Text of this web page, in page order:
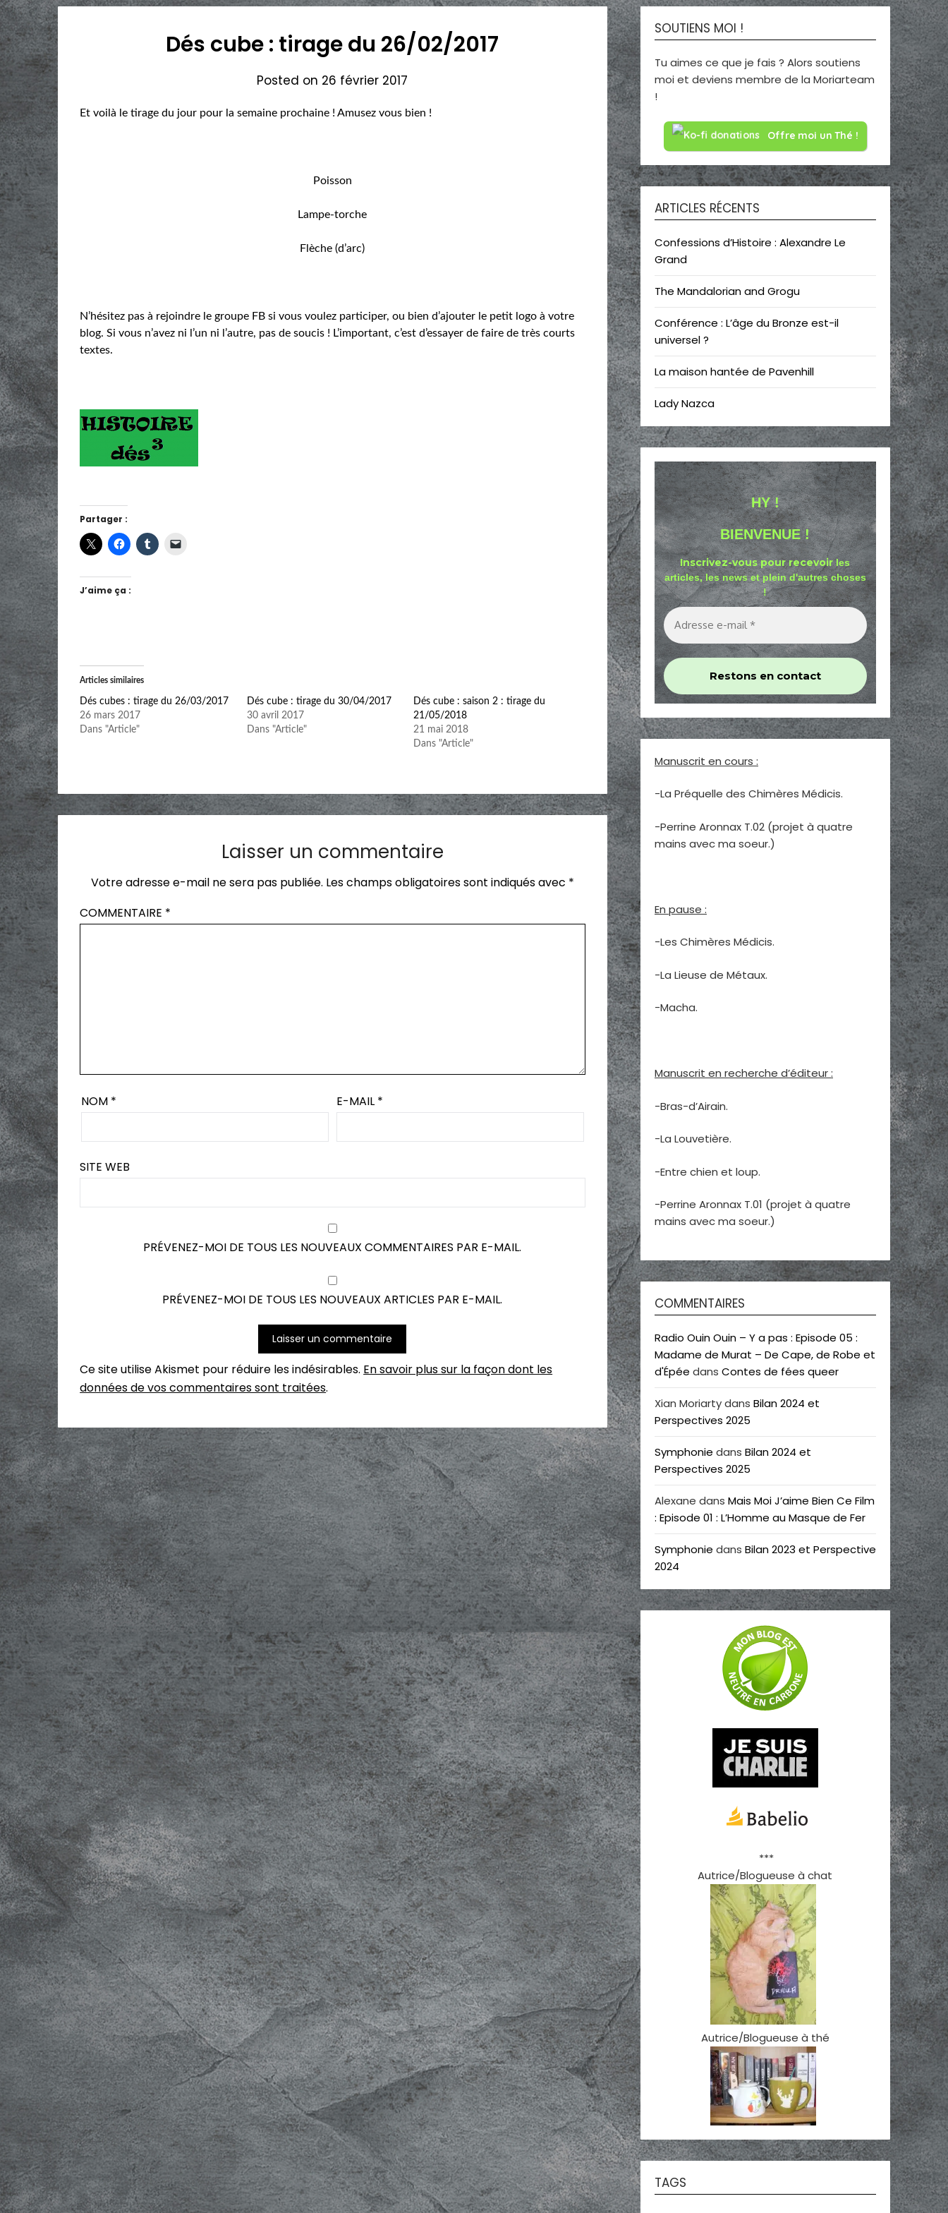
Dés cube : tirage du 26/02/2017
Posted on 26 février 2017
Et voilà le tirage du jour pour la semaine prochaine ! Amusez vous bien !
Poisson
Lampe-torche
Flèche (d’arc)
N’hésitez pas à rejoindre le groupe FB si vous voulez participer, ou bien d’ajouter le petit logo à votre
blog. Si vous n’avez ni l’un ni l’autre, pas de soucis ! L’important, c’est d’essayer de faire de très courts
textes.
Partager :
J’aime ça :
Articles similaires
Dés cubes : tirage du 26/03/2017
26 mars 2017
Dans "Article"
Dés cube : tirage du 30/04/2017
30 avril 2017
Dans "Article"
Dés cube : saison 2 : tirage du
21/05/2018
21 mai 2018
Dans "Article"
Laisser un commentaire
Votre adresse e-mail ne sera pas publiée. Les champs obligatoires sont indiqués avec *
COMMENTAIRE *
NOM * E-MAIL *
SITE WEB
PRÉVENEZ-MOI DE TOUS LES NOUVEAUX COMMENTAIRES PAR E-MAIL.
PRÉVENEZ-MOI DE TOUS LES NOUVEAUX ARTICLES PAR E-MAIL.
Ce site utilise Akismet pour réduire les indésirables. En savoir plus sur la façon dont les
données de vos commentaires sont traitées.
SOUTIENS MOI !
Tu aimes ce que je fais ? Alors soutiens
moi et deviens membre de la Moriarteam
!
Offre moi un Thé !
ARTICLES RÉCENTS
Confessions d’Histoire : Alexandre Le
Grand
The Mandalorian and Grogu
Conférence : L’âge du Bronze est-il
universel ?
La maison hantée de Pavenhill
Lady Nazca
HY !
BIENVENUE !
Inscrivez-vous pour recevoirles
articles, les news et plein d'autres choses
!
Manuscrit en cours :
-La Préquelle des Chimères Médicis.
-Perrine Aronnax T.02 (projet à quatre
mains avec ma soeur.)
En pause :
-Les Chimères Médicis.
-La Lieuse de Métaux.
-Macha.
Manuscrit en recherche d’éditeur :
-Bras-d’Airain.
-La Louvetière.
-Entre chien et loup.
-Perrine Aronnax T.01 (projet à quatre
mains avec ma soeur.)
COMMENTAIRES
Radio Ouin Ouin – Y a pas : Episode 05 :
Madame de Murat – De Cape, de Robe et
d'Épée dans Contes de fées queer
Xian Moriartydans Bilan 2024 et
Perspectives 2025
Symphonie dans Bilan 2024 et
Perspectives 2025
Alexane dans Mais Moi J’aime Bien Ce Film
: Episode 01 : L’Homme au Masque de Fer
Symphonie dans Bilan 2023 et Perspective
2024
***
Autrice/Blogueuse à chat
Autrice/Blogueuse à thé
TAGS